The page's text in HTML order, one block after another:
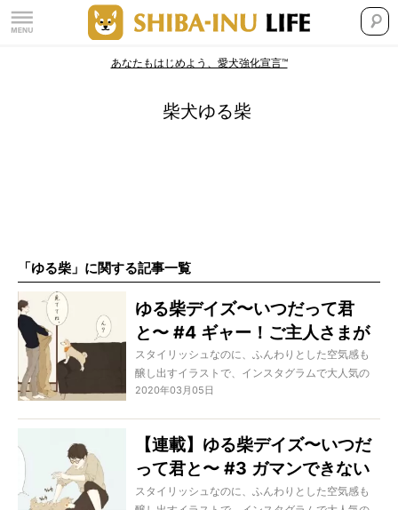
あなたもはじめよう、愛犬強化宣言™
柴犬ゆる柴
「ゆる柴」に関する記事一覧
ゆる柴デイズ〜いつだって君
と〜 #4 ギャー！ご主人さまが
消えた!? 作・mateppe
スタイリッシュなのに、ふんわりとした空気感も
醸し出すイラストで、インスタグラムで大人気の
イラストレーター・mateppeさん。
可愛くて愛嬌たっぷりな柴との、なにげないけど
幸せな暮らしを覗き見してみて。
2020年03月05日
【連載】ゆる柴デイズ〜いつだ
って君と〜 #3 ガマンできない
の。だって柴だもん。作・
スタイリッシュなのに、ふんわりとした空気感も